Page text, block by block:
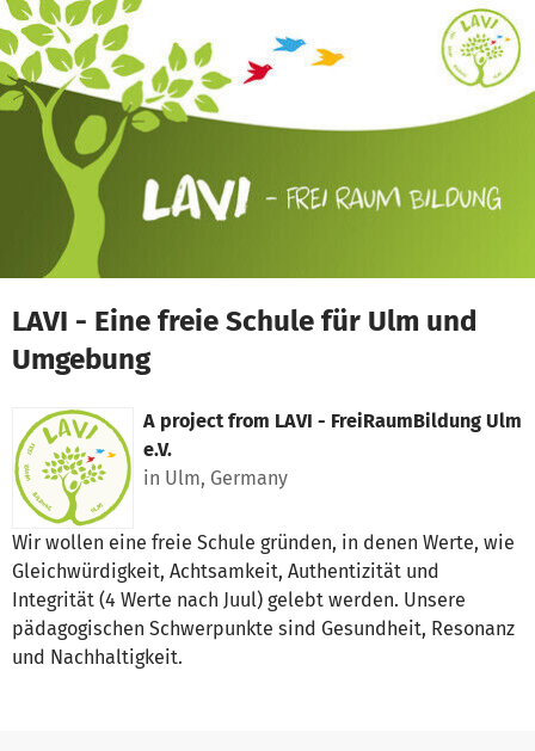
Skip to main content
Show accessibility statement
LAVI - Eine freie Schule für Ulm und
Umgebung
A project from LAVI - FreiRaumBildung Ulm
e.V.
in Ulm, Germany
Wir wollen eine freie Schule gründen, in denen Werte, wie
Gleichwürdigkeit, Achtsamkeit, Authentizität und
Integrität (4 Werte nach Juul) gelebt werden. Unsere
pädagogischen Schwerpunkte sind Gesundheit, Resonanz
und Nachhaltigkeit.